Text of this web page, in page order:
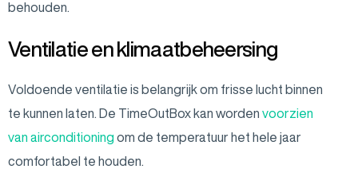
behouden.
Ventilatie en klimaatbeheersing
Voldoende ventilatie is belangrijk om frisse lucht binnen
te kunnen laten. De TimeOutBox kan worden voorzien
van airconditioning om de temperatuur het hele jaar
comfortabel te houden.